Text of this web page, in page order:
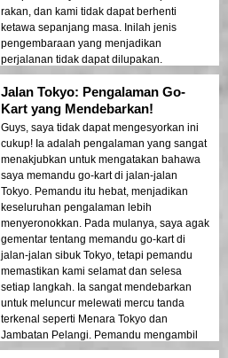
rakan, dan kami tidak dapat berhenti
ketawa sepanjang masa. Inilah jenis
pengembaraan yang menjadikan
perjalanan tidak dapat dilupakan.
Jalan Tokyo: Pengalaman Go-
Kart yang Mendebarkan!
Guys, saya tidak dapat mengesyorkan ini
cukup! Ia adalah pengalaman yang sangat
menakjubkan untuk mengatakan bahawa
saya memandu go-kart di jalan-jalan
Tokyo. Pemandu itu hebat, menjadikan
keseluruhan pengalaman lebih
menyeronokkan. Pada mulanya, saya agak
gementar tentang memandu go-kart di
jalan-jalan sibuk Tokyo, tetapi pemandu
memastikan kami selamat dan selesa
setiap langkah. Ia sangat mendebarkan
untuk meluncur melewati mercu tanda
terkenal seperti Menara Tokyo dan
Jambatan Pelangi. Pemandu mengambil
berat dalam merakam momen-momen